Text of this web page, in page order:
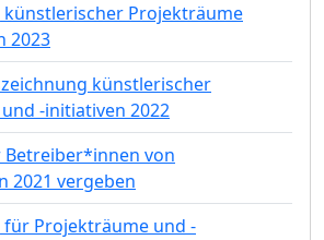
künstlerischer Projekträume
2023
künstlerischer
-initiativen 2022
von
2021 vergeben
für Projekträume und -